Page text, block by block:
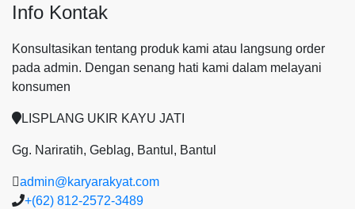
Info Kontak
Konsultasikan tentang produk kami atau langsung order
pada admin. Dengan senang hati kami dalam melayani
konsumen
LISPLANG UKIR KAYU JATI
Gg. Nariratih, Geblag, Bantul, Bantul
admin@karyarakyat.com
+(62) 812-2572-3489